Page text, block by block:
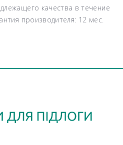
качества в течение
производителя: 12 мес.